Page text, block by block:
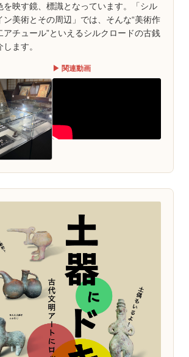
を映す鏡、標識となっています。「シル
ン美術とその周辺」では、そんな“美術作
アチュール”といえるシルクロードの古銭
ます。
▶ 関連動画